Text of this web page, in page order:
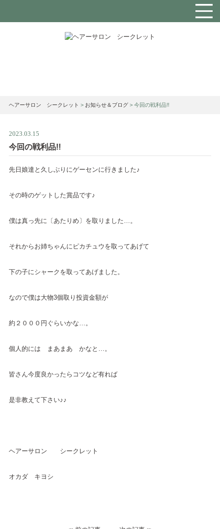
ヘアーサロン シークレット > お知らせ＆ブログ> 今回の戦利品!!
2023.03.15
今回の戦利品!!
先日娘達と久しぶりにゲーセンに行きました♪
その時のゲットした賞品です♪
僕は真っ先に〔あたりめ〕を取りました…。
それからお姉ちゃんにピカチュウを取ってあげて
下の子にシャークを取ってあげました。
なので僕は大物3個取り投資金額が
約２０００円ぐらいかな…。
個人的には まあまあ かなと…。
皆さん今度良かったらコツなど有れば
是非教えて下さい♪♪
ヘアーサロン シークレット
オカダ キヨシ